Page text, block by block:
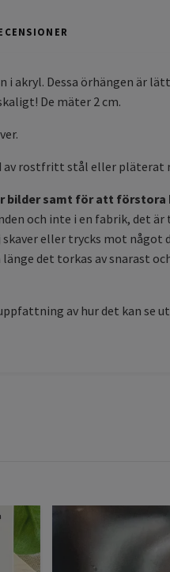
i akryl. Dessa örhängen är
De mäter 2 cm.
av rostfritt stål eller
bilder samt för att förstora
och inte i en fabrik, det
eller trycks mot något
det torkas av snarast
av hur det kan se